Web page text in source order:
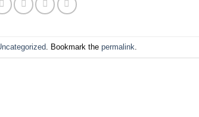
. Bookmark the permalink